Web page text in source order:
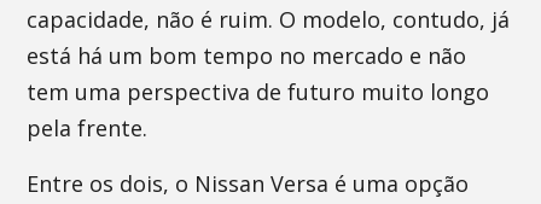
capacidade, não é ruim. O modelo, contudo, já
está há um bom tempo no mercado e não
tem uma perspectiva de futuro muito longo
pela frente.
Entre os dois, o Nissan Versa é uma opção